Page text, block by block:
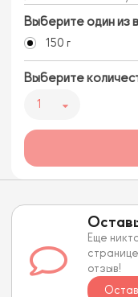
Выберите один из
150 г
Выберите
1
Еще
отзыв!